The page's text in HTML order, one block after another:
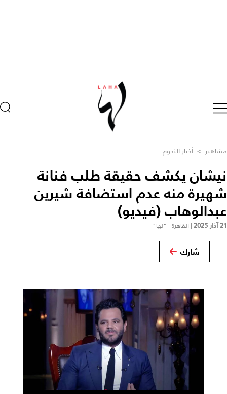
مشاهير > أخبار النجوم
نيشان يكشف حقيقة طلب فنانة
شهيرة منه عدم استضافة شيرين
عبدالوهاب (فيديو)
21 آذار 2025 | القاهرة - "لها"
شارك